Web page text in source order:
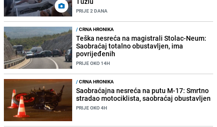
PRIJE 2 DANA
/CRNA HRONIKA
Teška nesreća na magistrali Stolac-Neum:
Saobraćaj totalno obustavljen, ima
povrijeđenih
PRIJE OKO 14H
/CRNA HRONIKA
Saobraćajna nesreća na putu M-17: Smrtno
stradao motociklista, saobraćaj obustavljen
PRIJE OKO 4H